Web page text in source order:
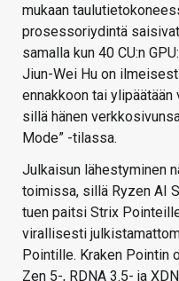
mukaan
prosessoriydintä
samalla kun 40 CU:n
Jiun-Wei Hu on
ennakkoon tai
sillä hänen
Mode” -tilassa.
Julkaisun lähestyminen
toimissa, sillä Ryzen AI
tuen paitsi Strix
virallisesti
Pointille. Kraken Pointin
Zen 5-, RDNA 3.5- ja